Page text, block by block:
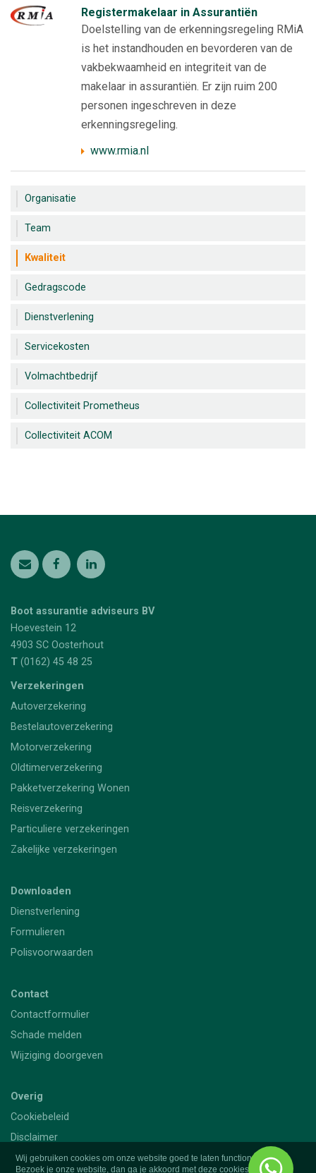
Wij gebruiken cookies om onze website goed te laten functioneren.
Bezoek je onze website, dan ga je akkoord met deze cookies.
Meer
Registermakelaar in Assurantiën
Doelstelling van de erkenningsregeling RMiA
is het instandhouden en bevorderen van de
vakbekwaamheid en integriteit van de
makelaar in assurantiën. Er zijn ruim 200
personen ingeschreven in deze
erkenningsregeling.
www.rmia.nl
Organisatie
Team
Kwaliteit
Gedragscode
Dienstverlening
Servicekosten
Volmachtbedrijf
Collectiviteit Prometheus
Collectiviteit ACOM
Boot assurantie adviseurs BV
Hoevestein 12
4903 SC Oosterhout
T (0162) 45 48 25
Verzekeringen
Autoverzekering
Bestelautoverzekering
Motorverzekering
Oldtimerverzekering
Pakketverzekering Wonen
Reisverzekering
Particuliere verzekeringen
Zakelijke verzekeringen
Downloaden
Dienstverlening
Formulieren
Polisvoorwaarden
Contact
Contactformulier
Schade melden
Wijziging doorgeven
Overig
Cookiebeleid
Disclaimer
Privacy